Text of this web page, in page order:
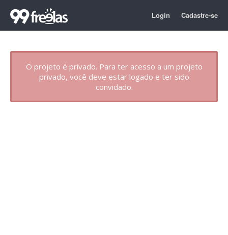
Login Cadastre-se
O projeto é privado. Para ter acesso a um projeto
privado, você deve estar logado e ter sido
convidado.